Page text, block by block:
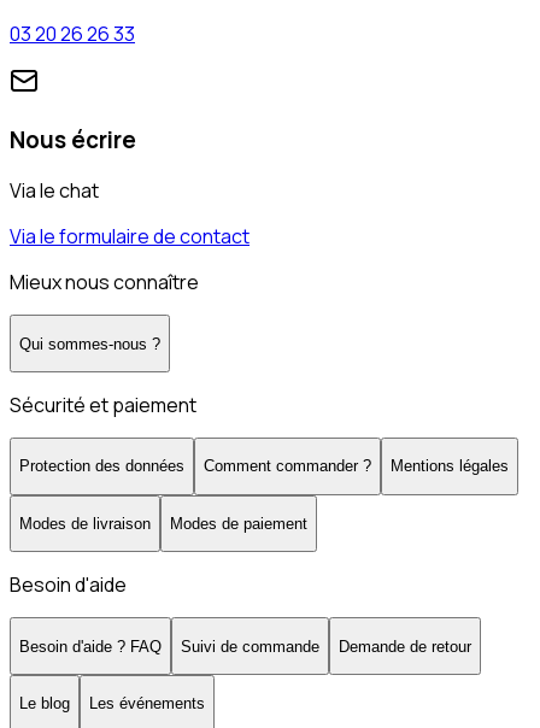
03 20 26 26 33
Nous écrire
Via le chat
Via le formulaire de contact
Mieux nous connaître
Qui sommes-nous ?
Sécurité et paiement
Protection des données Comment commander ? Mentions légales
Modes de livraison Modes de paiement
Besoin d'aide
Besoin d'aide ? FAQ Suivi de commande Demande de retour
Le blog Les événements